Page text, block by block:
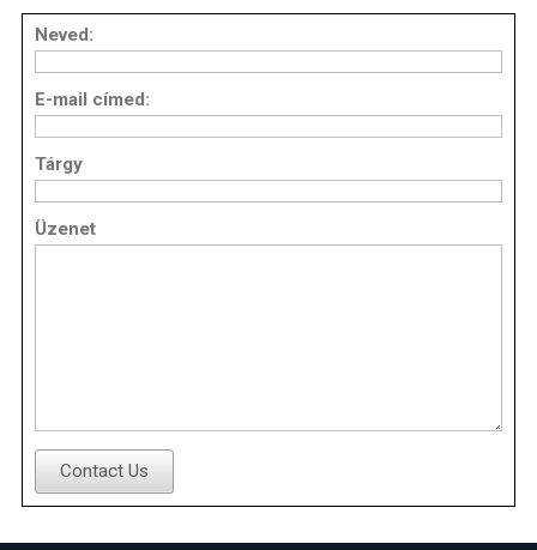
Neved:
E-mail címed:
Tárgy
Üzenet
Contact Us